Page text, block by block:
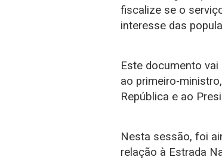
fiscalize se o
interesse das
Este documento vai
ao primeiro-
República e ao
Nesta sessão, foi
relação à Estrada